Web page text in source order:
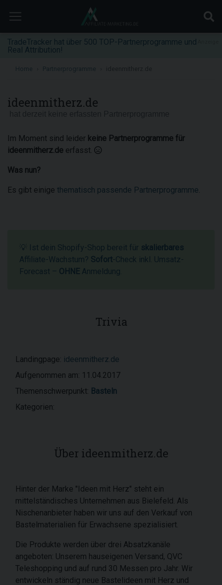
TradeTracker hat über 500 TOP-Partnerprogramme und
Real Attribution!
Home Partnerprogramme
ideenmitherz.de
Im Moment sind leider keine Partnerprogramme für
ideenmitherz.de erfasst.
Was nun?
Es gibt einige thematisch passende Partnerprogramme.
💡 Ist dein Shopify-Shop bereit für skalierbares
Affiliate-Wachstum? Sofort-Check inkl. Umsatz-
Forecast – OHNE Anmeldung.
Trivia
Landingpage: ideenmitherz.de
Aufgenommen am: 11.04.2017
Themenschwerpunkt: Basteln
Kategorien:
Über ideenmitherz.de
Hinter der Marke "Ideen mit Herz" steht ein
mittelständisches Unternehmen aus Bielefeld. Als
Nischenanbieter haben wir uns auf den Verkauf von
Bastelmaterialien für Erwachsene spezialisiert.
Die Produkte werden über drei Absatzkanäle
angeboten: Unserem hauseigenen Versand, QVC
Teleshopping und auf rund 30 Messen pro Jahr. Wir
entwickeln ständig neue Bastelideen mit Herz und